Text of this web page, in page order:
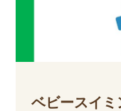
ベビースイ